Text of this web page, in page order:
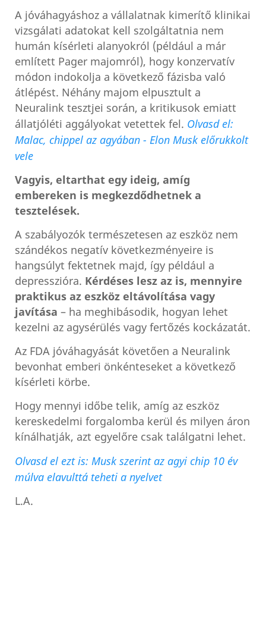
A jóváhagyáshoz a vállalatnak kimerítő klinikai
vizsgálati adatokat kell szolgáltatnia nem
humán kísérleti alanyokról (például a már
említett Pager majomról), hogy konzervatív
módon indokolja a következő fázisba való
átlépést. Néhány majom elpusztult a
Neuralink tesztjei során, a kritikusok emiatt
állatjóléti aggályokat vetettek fel. Olvasd el:
Malac, chippel az agyában - Elon Musk előrukkolt
vele
Vagyis, eltarthat egy ideig, amíg
embereken is megkezdődhetnek a
tesztelések.
A szabályozók természetesen az eszköz nem
szándékos negatív következményeire is
hangsúlyt fektetnek majd, így például a
depresszióra. Kérdéses lesz az is, mennyire
praktikus az eszköz eltávolítása vagy
javítása – ha meghibásodik, hogyan lehet
kezelni az agysérülés vagy fertőzés kockázatát.
Az FDA jóváhagyását követően a Neuralink
bevonhat emberi önkénteseket a következő
kísérleti körbe.
Hogy mennyi időbe telik, amíg az eszköz
kereskedelmi forgalomba kerül és milyen áron
kínálhatják, azt egyelőre csak találgatni lehet.
Olvasd el ezt is: Musk szerint az agyi chip 10 év
múlva elavulttá teheti a nyelvet
L.A.